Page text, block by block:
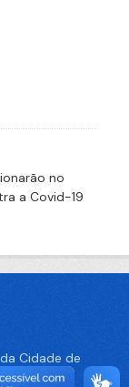
no
a Covid-19
Cidade de